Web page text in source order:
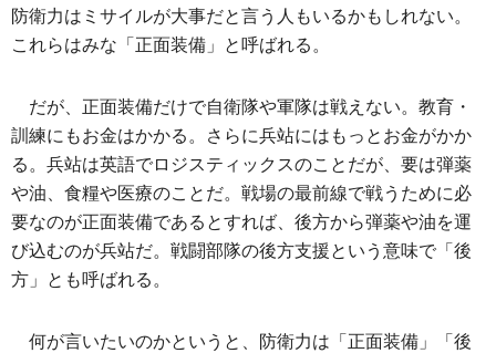
防衛力はミサイルが大事だと言う人もいるかもしれない。
これらはみな「正面装備」と呼ばれる。
だが、正面装備だけで自衛隊や軍隊は戦えない。教育・
訓練にもお金はかかる。さらに兵站にはもっとお金がかか
る。兵站は英語でロジスティックスのことだが、要は弾薬
や油、食糧や医療のことだ。戦場の最前線で戦うために必
要なのが正面装備であるとすれば、後方から弾薬や油を運
び込むのが兵站だ。戦闘部隊の後方支援という意味で「後
方」とも呼ばれる。
何が言いたいのかというと、防衛力は「正面装備」「後